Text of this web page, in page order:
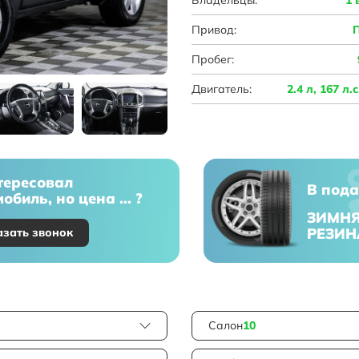
Привод:
Пробег:
Двигатель: 2.4 л, 167
но цена ... ?
звонок
В
Салон10